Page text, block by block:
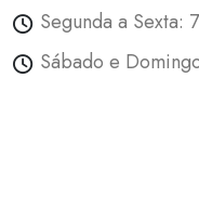
Segunda a Sexta:
Sábado e